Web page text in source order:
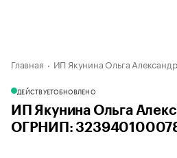
Главная ИП Якунина Ольга
ДЕЙСТВУЕТОБНОВЛЕНО
ИП Якунина Ольга
ОГРНИП: